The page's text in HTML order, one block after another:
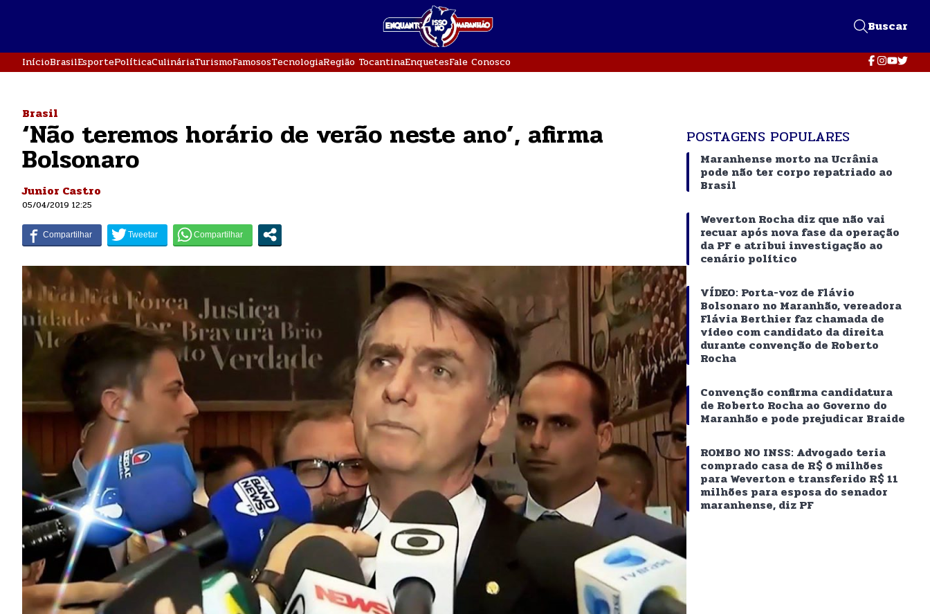
Buscar
InícioBrasilEsportePolíticaCulináriaTurismoFamososTecnologiaRegião TocantinaEnquetesFale Conosco
Brasil
‘Não teremos horário de verão neste ano’, afirma
Bolsonaro
Junior Castro
05/04/2019 12:25
POSTAGENS POPULARES
Maranhense morto na Ucrânia
pode não ter corpo repatriado ao
Brasil
Weverton Rocha diz que não vai
recuar após nova fase da operação
da PF e atribui investigação ao
cenário político
VÍDEO: Porta-voz de Flávio
Bolsonaro no Maranhão, vereadora
Flávia Berthier faz chamada de
vídeo com candidato da direita
durante convenção de Roberto
Rocha
Convenção confirma candidatura
de Roberto Rocha ao Governo do
Maranhão e pode prejudicar Braide
ROMBO NO INSS: Advogado teria
comprado casa de R$ 6 milhões
para Weverton e transferido R$ 11
milhões para esposa do senador
maranhense, diz PF